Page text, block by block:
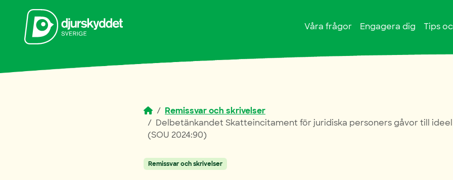
Våra frågor
Engagera dig Tips
Remissvar och skrivelser
Delbetänkandet Skatteincitament för juridiska personers gåvor till
(SOU 2024:90)
Remissvar och skrivelser